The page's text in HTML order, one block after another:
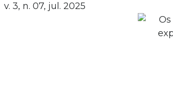
v. 3, n. 07, jul. 2025